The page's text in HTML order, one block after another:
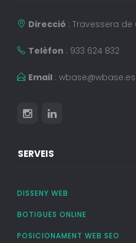
Direcció : Travessera de
Telèfon : 933 624 832
Email: wbase@wbase.es
SERVEIS
DISSENY WEB
BOTIGUES ONLINE
POSICIONAMENT WEB SEO